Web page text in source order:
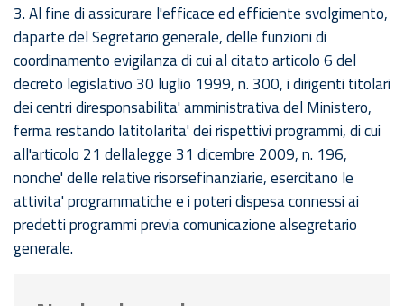
3. Al fine di assicurare l'efficace ed efficiente svolgimento,
daparte del Segretario generale, delle funzioni di
coordinamento evigilanza di cui al citato articolo 6 del
decreto legislativo 30 luglio 1999, n. 300, i dirigenti titolari
dei centri diresponsabilita' amministrativa del Ministero,
ferma restando latitolarita' dei rispettivi programmi, di cui
all'articolo 21 dellalegge 31 dicembre 2009, n. 196,
nonche' delle relative risorsefinanziarie, esercitano le
attivita' programmatiche e i poteri dispesa connessi ai
predetti programmi previa comunicazione alsegretario
generale.